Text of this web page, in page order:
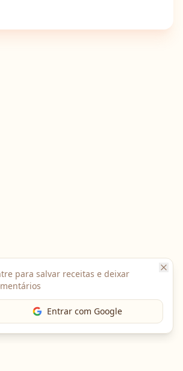
para salvar receitas e deixar
Entrar com Google